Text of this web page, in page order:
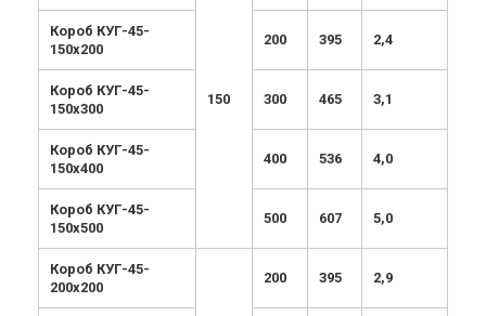
150
Короб КУГ-45-
150х200
200 395 2,4
Короб КУГ-45-
150х300
300 465 3,1
Короб КУГ-45-
150х400
400 536 4,0
Короб КУГ-45-
150х500
500 607 5,0
Короб КУГ-45-
200х200
200 395 2,9